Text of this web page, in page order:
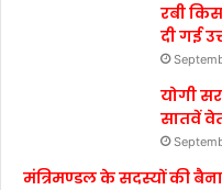
रबी
दी गई
योगी
सातवें
मंत्रिमण्डल के सदस्यों की